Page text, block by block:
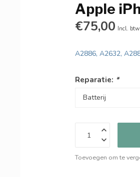
Apple
€75,00 Incl. btw
A2886, A2632,
Reparatie: *
Toevoegen om te